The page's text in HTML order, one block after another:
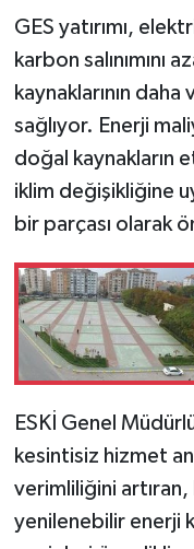
GES yatırımı,
karbon salınımını
kaynaklarının daha
sağlıyor. Enerji
doğal kaynakların
iklim değişikliğine
bir parçası olarak
ESKİ Genel
kesintisiz hizmet
verimliliğini artıran,
yenilenebilir enerji